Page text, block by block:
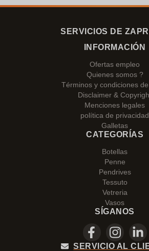
SERVICIOS DE
INFORMACIÓN
Ofertas empleo
Quienes somos ?
Términos y condiciones
Disclaimer &
Menciones legales
política de privacidad
Galletas
CATEGORÍAS
Botellas
Penne
Pendrives
Tessuto
Vetreria
Vasos
SÍGANOS
SERVICIO AL